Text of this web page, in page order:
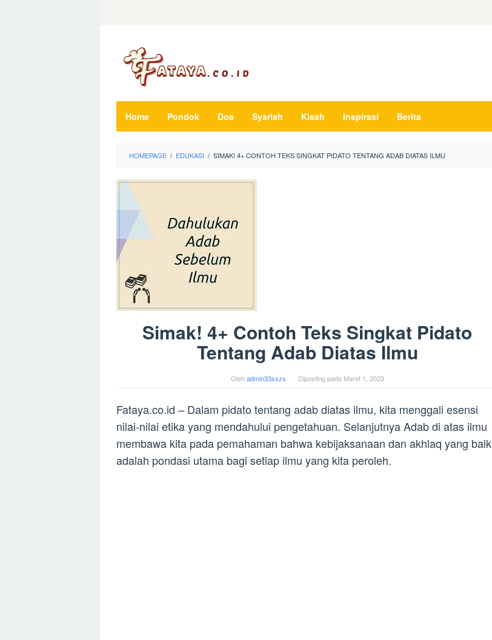
Home Pondok Doa Syariah Kisah Inspirasi Berita
HOMEPAGE / EDUKASI / SIMAK! 4+ CONTOH TEKS SINGKAT PIDATO TENTANG ADAB DIATAS ILMU
Simak! 4+ Contoh Teks Singkat Pidato
Tentang Adab Diatas Ilmu
Olehadmin33sxzs Diposting pada Maret 1, 2023
Fataya.co.id – Dalam pidato tentang adab diatas ilmu, kita menggali esensi
nilai-nilai etika yang mendahului pengetahuan. Selanjutnya Adab di atas ilmu
membawa kita pada pemahaman bahwa kebijaksanaan dan akhlaq yang baik
adalah pondasi utama bagi setiap ilmu yang kita peroleh.